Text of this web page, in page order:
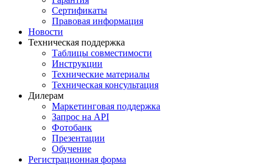
Сертификаты
Правовая информация
Новости
Техническая поддержка
Таблицы совместимости
Инструкции
Технические материалы
Техническая консультация
Дилерам
Маркетинговая поддержка
Запрос на API
Фотобанк
Презентации
Обучение
Регистрационная форма